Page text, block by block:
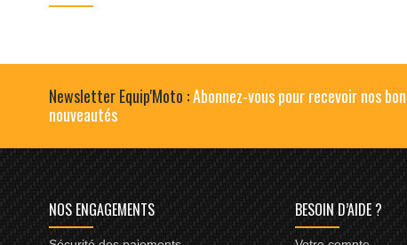
Newsletter Equip'Moto :Abonnez-vous pour recevoir nos
nouveautés
NOS ENGAGEMENTS BESOIN D’AIDE ?